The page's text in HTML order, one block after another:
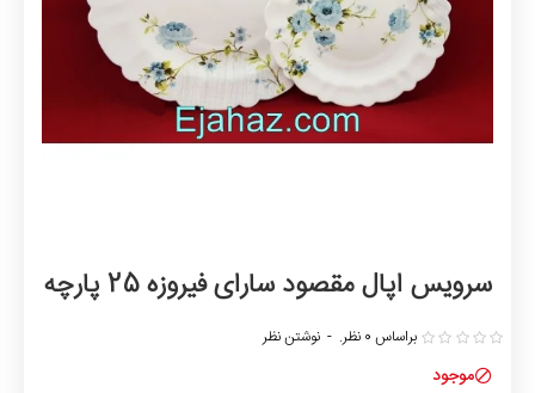
سرویس اپال مقصود سارای فیروزه 25 پارچه
موجود
براساس 0 نظر. - نوشتن نظر